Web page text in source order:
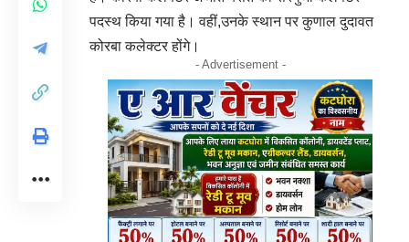
पदस्थ किया गया है। वहीं,उनके स्थान पर कुणाल दुदावत
कोरबा कलेक्टर होंगे।
- Advertisement -